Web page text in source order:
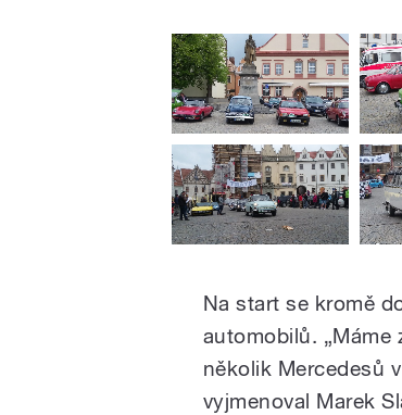
Na start se kromě
automobilů. „Máme
několik Mercedesů
vyjmenoval Marek